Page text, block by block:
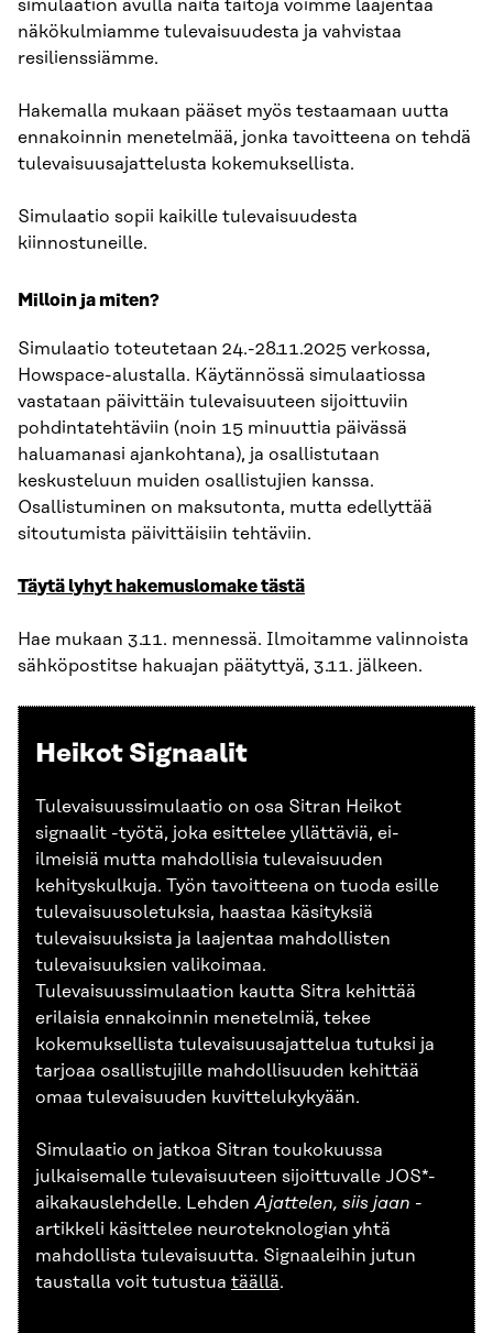
simulaation avulla näitä taitoja voimme laajentaa
näkökulmiamme tulevaisuudesta ja vahvistaa
resilienssiämme.
Hakemalla mukaan pääset myös testaamaan uutta
ennakoinnin menetelmää, jonka tavoitteena on tehdä
tulevaisuusajattelusta kokemuksellista.
Simulaatio sopii kaikille tulevaisuudesta
kiinnostuneille.
Milloin ja miten?
Simulaatio toteutetaan 24.-28.11.2025 verkossa,
Howspace-alustalla. Käytännössä simulaatiossa
vastataan päivittäin tulevaisuuteen sijoittuviin
pohdintatehtäviin (noin 15 minuuttia päivässä
haluamanasi ajankohtana), ja osallistutaan
keskusteluun muiden osallistujien kanssa.
Osallistuminen on maksutonta, mutta edellyttää
sitoutumista päivittäisiin tehtäviin.
Täytä lyhyt hakemuslomake tästä
Hae mukaan 3.11. mennessä. Ilmoitamme valinnoista
sähköpostitse hakuajan päätyttyä, 3.11. jälkeen.
Heikot Signaalit
Tulevaisuussimulaatio on osa Sitran Heikot
signaalit -työtä, joka esittelee yllättäviä, ei-
ilmeisiä mutta mahdollisia tulevaisuuden
kehityskulkuja. Työn tavoitteena on tuoda esille
tulevaisuusoletuksia, haastaa käsityksiä
tulevaisuuksista ja laajentaa mahdollisten
tulevaisuuksien valikoimaa.
Tulevaisuussimulaation kautta Sitra kehittää
erilaisia ennakoinnin menetelmiä, tekee
kokemuksellista tulevaisuusajattelua tutuksi ja
tarjoaa osallistujille mahdollisuuden kehittää
omaa tulevaisuuden kuvittelukykyään.
Simulaatio on jatkoa Sitran toukokuussa
julkaisemalle tulevaisuuteen sijoittuvalle JOS*-
aikakauslehdelle. Lehden Ajattelen, siis jaan -
artikkeli käsittelee neuroteknologian yhtä
mahdollista tulevaisuutta. Signaaleihin jutun
taustalla voit tutustua täällä.